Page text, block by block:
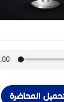
المحاضرة